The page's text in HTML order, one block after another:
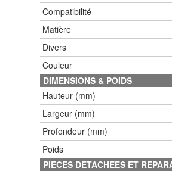
Compatibilité
Matière
Divers
Couleur
DIMENSIONS & POIDS
Hauteur (mm)
Largeur (mm)
Profondeur (mm)
Poids
PIECES DETACHEES ET